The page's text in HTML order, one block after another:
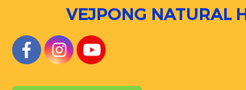
VEJPONG NATURAL